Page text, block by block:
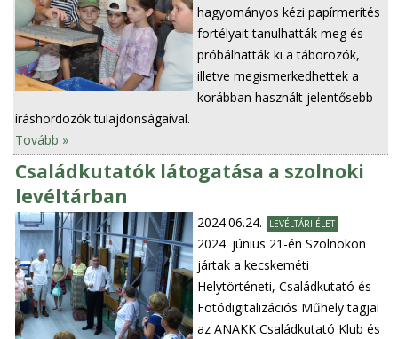
hagyományos kézi papírmerítés
fortélyait tanulhatták meg és
próbálhatták ki a táborozók,
illetve megismerkedhettek a
korábban használt jelentősebb
íráshordozók tulajdonságaival.
Tovább »
Családkutatók látogatása a szolnoki
levéltárban
2024.06.24. LEVÉLTÁRI ÉLET
2024. június 21-én Szolnokon
jártak a kecskeméti
Helytörténeti, Családkutató és
Fotódigitalizációs Műhely tagjai
az ANAKK Családkutató Klub és